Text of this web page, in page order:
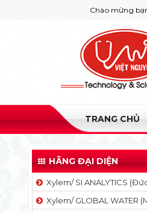
Chào mừng bạn đến
TRANG CHỦ
HÃNG ĐẠI DIỆN
Xylem/ SI ANALYTICS
Xylem/ GLOBAL WATER